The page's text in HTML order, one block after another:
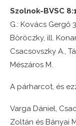
Szolnok-BVSC
G.: Kovács Gergő
Böröczky, ill.
Csacsovszky A.,
Mészáros M.
A párharcot, és
Varga Dániel,
Zoltán és Bányai